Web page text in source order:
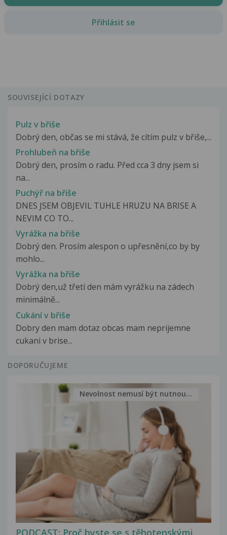
Přihlásit se
SOUVISEJÍCÍ DOTAZY
Pulz v břiše
Dobrý den, občas se mi stává, že cítím pulz v břiše,...
Prohlubeň na břiše
Dobrý den, prosím o radu. Před cca 3 dny jsem si
na...
Puchýř na břiše
DNES JSEM OBJEVIL TUHLE HRUZU NA BRISE A
NEVIM CO TO...
Vyrážka na břiše
Dobrý den. Prosím alespon o upřesnění,co by by
mohlo...
Vyrážka na břiše
Dobrý den,už třetí den mám vyrážku na zádech
minimálně...
Cukání v břiše
Dobry den mam dotaz obcas mam neprijemne
cukani v brise...
DOPORUČUJEME
Nevolnost nemusí být nutnou...